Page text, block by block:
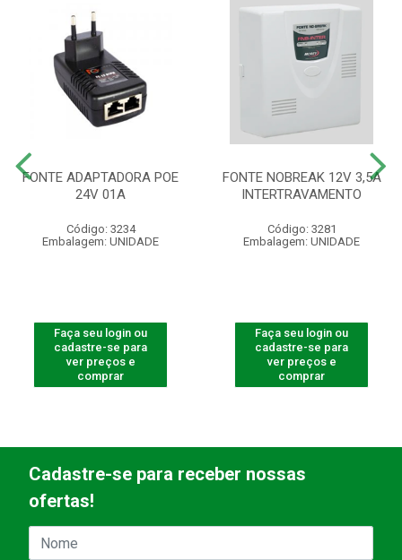
FONTE ADAPTADORA POE
24V 01A
Código: 3234
Embalagem: UNIDADE
Faça seu login ou
cadastre-se para
ver preços e
comprar
FONTE NOBREAK 12V 3,5A
INTERTRAVAMENTO
Código: 3281
Embalagem: UNIDADE
Faça seu login ou
cadastre-se para
ver preços e
comprar
Cadastre-se para receber nossas
ofertas!